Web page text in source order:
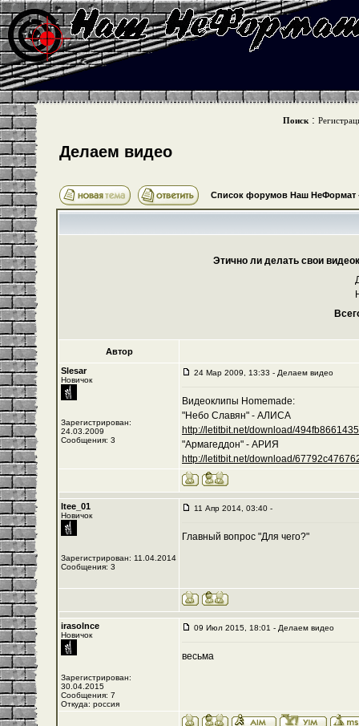
Поиск :
Делаем видео
Список форумов Наш НеФормат
Этично ли делать свои
Автор
Slesar
Новичок
Зарегистрирован:
24.03.2009
Сообщения: 3
24 Мар 2009, 13:33 - Делаем видео
Видеоклипы Homemade:
"Небо Славян" - АЛИСА
http://letitbit.net/download/
"Армагеддон" - АРИЯ
http://letitbit.net/download/
Itee_01
Новичок
Зарегистрирован: 11.04.2014
Сообщения: 3
11 Апр 2014, 03:40 -
Главный вопрос "Для чего?"
irasolnce
Новичок
Зарегистрирован:
30.04.2015
Сообщения: 7
Откуда: россия
09 Июл 2015, 18:01 - Делаем видео
весьма